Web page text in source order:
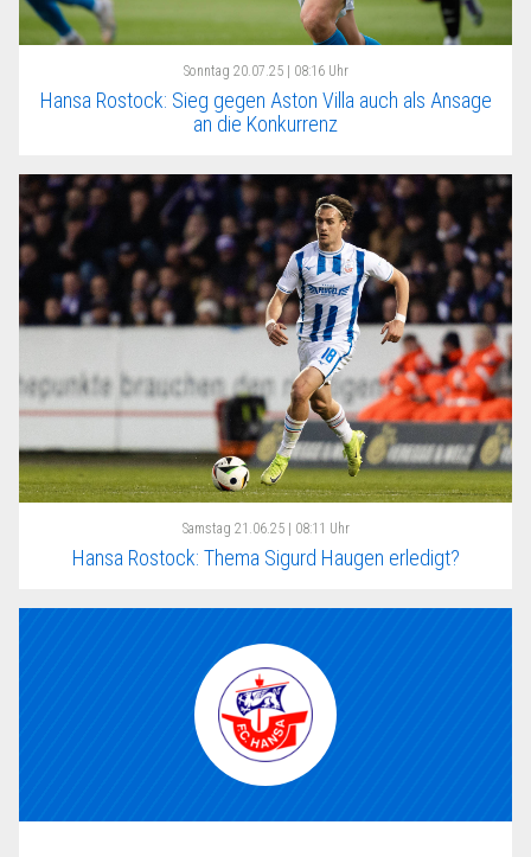
Sonntag 20.07.25 | 08:16 Uhr
Hansa Rostock: Sieg gegen Aston Villa auch als Ansage
an die Konkurrenz
Samstag 21.06.25 | 08:11 Uhr
Hansa Rostock: Thema Sigurd Haugen erledigt?